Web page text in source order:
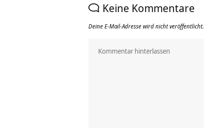
Keine Kommentare
Deine E-Mail-Adresse wird nicht veröffentlicht.